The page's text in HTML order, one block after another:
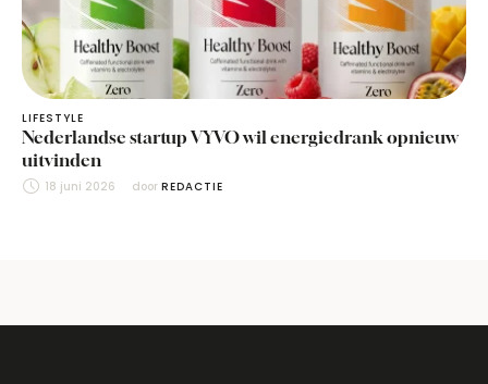
LIFESTYLE
Nederlandse startup VYVO wil energiedrank opnieuw
uitvinden
18 juni 2026 door REDACTIE